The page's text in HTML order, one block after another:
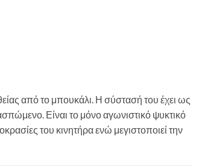
από το μπουκάλι. Η σύστασή του έχει ως
Είναι το μόνο αγωνιστικό ψυκτικό
του κινητήρα ενώ μεγιστοποιεί την